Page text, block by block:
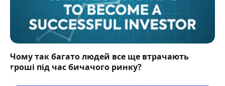
Чому так багато людей все ще втрачають
гроші під час бичачого ринку?